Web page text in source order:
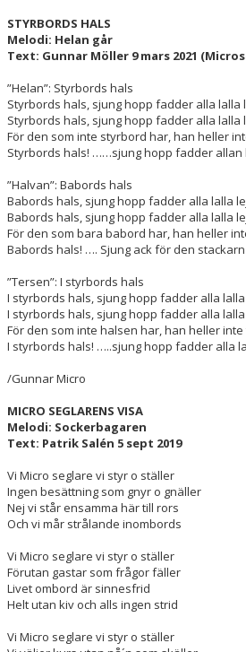
BILDGALLERI
GDPR
STYRBORDS HALS
Melodi: Helan går
Text: Gunnar Möller 9 mars 2021
”Helan”: Styrbords hals
Styrbords hals, sjung hopp fadder alla lalla
Styrbords hals, sjung hopp fadder alla lalla
För den som inte styrbord har, han heller
Styrbords hals! ……sjung hopp fadder allan
”Halvan”: Babords hals
Babords hals, sjung hopp fadder alla lalla
Babords hals, sjung hopp fadder alla lalla
För den som bara babord har, han heller
Babords hals! …. Sjung ack för den
”Tersen”: I styrbords hals
I styrbords hals, sjung hopp fadder alla
I styrbords hals, sjung hopp fadder alla
För den som inte halsen har, han heller
I styrbords hals! …..sjung hopp fadder alla
/Gunnar Micro
MICRO SEGLARENS VISA
Melodi: Sockerbagaren
Text: Patrik Salén 5 sept 2019
Vi Micro seglare vi styr o ställer
Ingen besättning som gnyr o gnäller
Nej vi står ensamma här till rors
Och vi mår strålande inombords
Vi Micro seglare vi styr o ställer
Förutan gastar som frågor fäller
Livet ombord är sinnesfrid
Helt utan kiv och alls ingen strid
Vi Micro seglare vi styr o ställer